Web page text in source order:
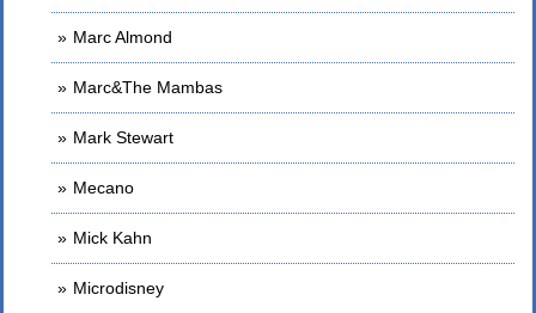
Marc Almond
Marc&The Mambas
Mark Stewart
Mecano
Mick Kahn
Microdisney